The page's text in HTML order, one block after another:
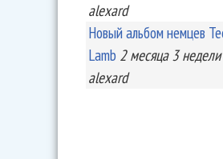
alexard
Новый альбом немцев
Lamb 2 месяца 3 недели
alexard